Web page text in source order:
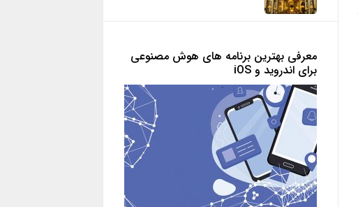
معرفی بهترین برنامه های هوش مصنوعی
برای اندروید و iOS